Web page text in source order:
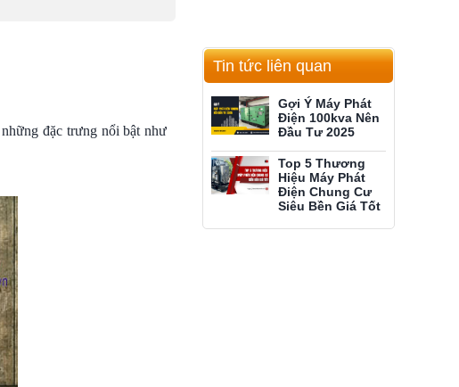
đặc trưng nổi bật như
Tin tức liên quan
Gợi Ý Máy Phát
Điện 100kva Nên
Đầu Tư 2025
Top 5 Thương
Hiệu Máy Phát
Điện Chung Cư
Siêu Bền Giá Tốt